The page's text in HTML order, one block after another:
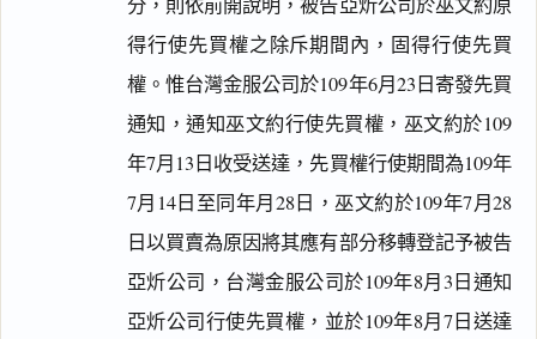
得行使先買權之除斥期間內，固得行使先買
權。惟台灣金服公司於109年6月23日寄發先買
通知，通知巫文約行使先買權，巫文約於109
年7月13日收受送達，先買權行使期間為109年
7月14日至同年月28日，巫文約於109年7月28
日以買賣為原因將其應有部分移轉登記予被告
亞炘公司，台灣金服公司於109年8月3日通知
亞炘公司行使先買權，並於109年8月7日送達